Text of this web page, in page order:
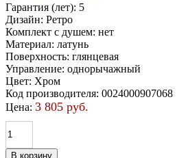
Гарантия (лет): 5
Дизайн: Ретро
Комплект с душем: нет
Материал: латунь
Поверхность: глянцевая
Управление: однорычажный
Цвет: Хром
Код производителя: 0024000907068
Цена: 3 805 руб.